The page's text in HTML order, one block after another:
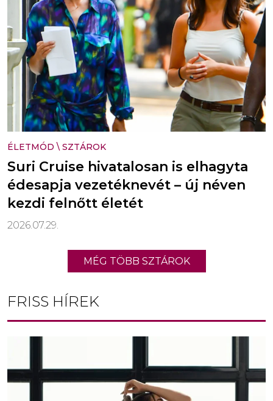
ÉLETMÓD \ SZTÁROK
Suri Cruise hivatalosan is elhagyta
édesapja vezetéknevét – új néven
kezdi felnőtt életét
2026.07.29.
MÉG TÖBB SZTÁROK
FRISS HÍREK